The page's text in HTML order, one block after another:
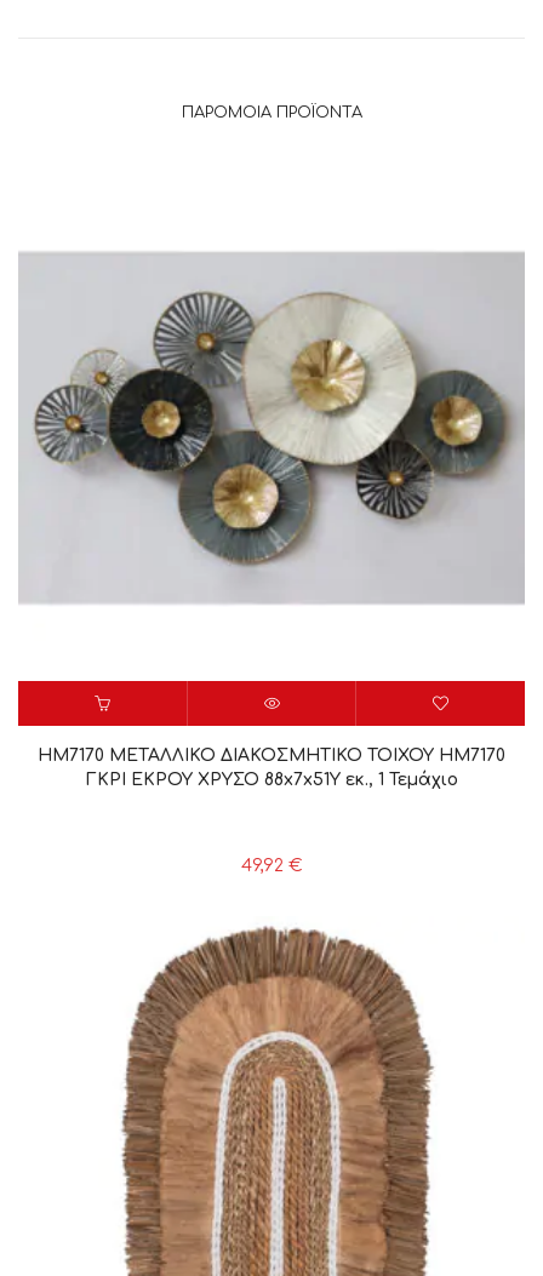
ΠΑΡΌΜΟΙΑ ΠΡΟΪΌΝΤΑ
HM7170 ΜΕΤΑΛΛΙΚΟ ΔΙΑΚΟΣΜΗΤΙΚΟ ΤΟΙΧΟΥ HM7170
ΓΚΡΙ ΕΚΡΟΥ ΧΡΥΣΟ 88x7x51Y εκ., 1 Τεμάχιο
49,92 €